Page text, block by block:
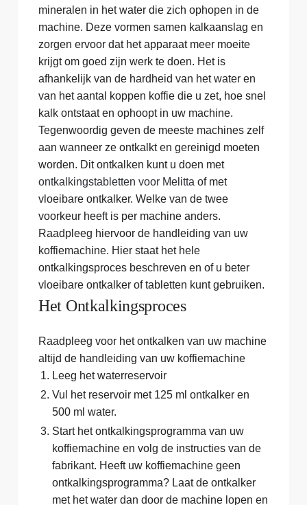
mineralen in het water die zich ophopen in de
machine. Deze vormen samen kalkaanslag en
zorgen ervoor dat het apparaat meer moeite
krijgt om goed zijn werk te doen. Het is
afhankelijk van de hardheid van het water en
van het aantal koppen koffie die u zet, hoe snel
kalk ontstaat en ophoopt in uw machine.
Tegenwoordig geven de meeste machines zelf
aan wanneer ze ontkalkt en gereinigd moeten
worden. Dit ontkalken kunt u doen met
ontkalkingstabletten voor Melitta of met
vloeibare ontkalker. Welke van de twee
voorkeur heeft is per machine anders.
Raadpleeg hiervoor de handleiding van uw
koffiemachine. Hier staat het hele
ontkalkingsproces beschreven en of u beter
vloeibare ontkalker of tabletten kunt gebruiken.
Het Ontkalkingsproces
Raadpleeg voor het ontkalken van uw machine
altijd de handleiding van uw koffiemachine
Leeg het waterreservoir
Vul het reservoir met 125 ml ontkalker en
500 ml water.
Start het ontkalkingsprogramma van uw
koffiemachine en volg de instructies van de
fabrikant. Heeft uw koffiemachine geen
ontkalkingsprogramma? Laat de ontkalker
met het water dan door de machine lopen en